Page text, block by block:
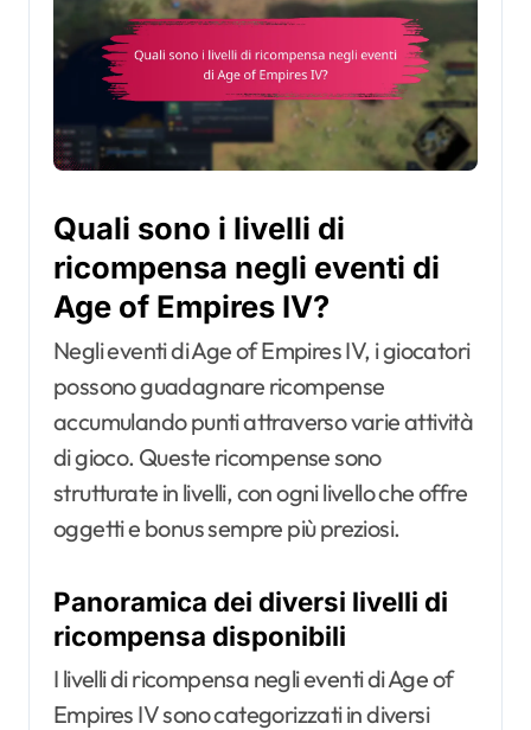
Quali sono i livelli di
ricompensa negli eventi di
Age of Empires IV?
Negli eventi di Age of Empires IV, i giocatori
possono guadagnare ricompense
accumulando punti attraverso varie attività
di gioco. Queste ricompense sono
strutturate in livelli, con ogni livello che offre
oggetti e bonus sempre più preziosi.
Panoramica dei diversi livelli di
ricompensa disponibili
I livelli di ricompensa negli eventi di Age of
Empires IV sono categorizzati in diversi